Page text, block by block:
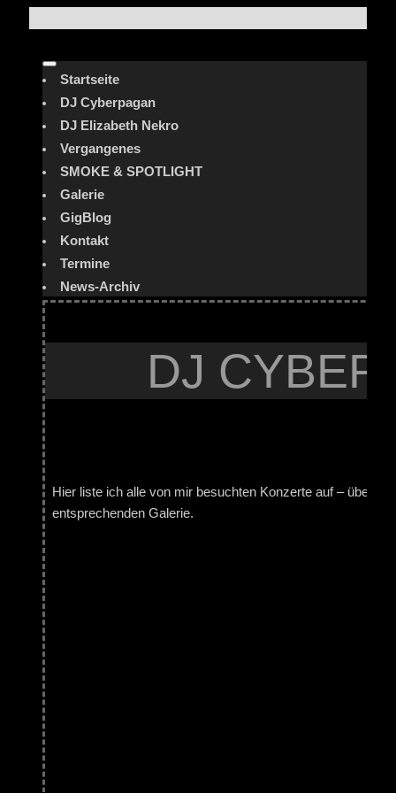
Startseite
DJ Cyberpagan
DJ Elizabeth Nekro
Vergangenes
SMOKE & SPOTLIGHT
Galerie
GigBlog
Kontakt
Termine
News-Archiv
DJ
Hier liste ich alle von mir besuchten Konzerte auf – über
entsprechenden Galerie.